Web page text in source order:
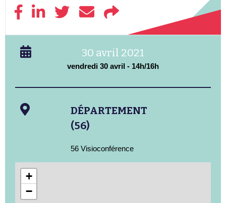
30 avril 2021
vendredi 30 avril - 14h/16h
DÉPARTEMENT
(56)
56 Visioconférence
+
−